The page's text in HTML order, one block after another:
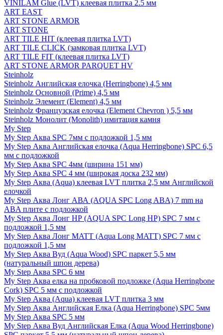
VINILAM Glue (LVT) клеевая плитка 2.5 мм
ART EAST
ART STONE ARMOR
ART STONE
ART TILE HIT (клеевая плитка LVT)
ART TILE CLICK (замковая плитка LVT)
ART TILE FIT (клеевая плитка LVT)
ART STONE ARMOR PARQUET HV
Steinholz
Steinholz Английская елочка (Herringbone) 4,5 мм
Steinholz Основной (Prime) 4,5 мм
Steinholz Элемент (Element) 4,5 мм
Steinholz Французская елочка (Element Chevron ) 5,5 мм
Steinholz Монолит (Monolith) имитация камня
My Step
My Step Аква SPC 7мм c подложкой 1,5 мм
My Step Аква Английская елочка (Aqua Herringbone) SPC 6,5
мм с подложкой
My Step Аква SPC 4мм (ширина 151 мм)
My Step Аква SPC 4 мм (широкая доска 232 мм)
My Step Аква (Aqua) клеевая LVT плитка 2,5 мм Английской
елочкой
My Step Аква Лонг АВА (AQUA SPC Long ABA) 7 mm на
ABA плите с подложкой
My Step Аква Лонг НР (AQUA SPC Long HP) SPC 7 мм с
подложкой 1,5 мм
My Step Аква Лонг MATT (Aqua Long MATT) SPC 7 мм с
подложкой 1,5 мм
My Step Аква Вуд (Aqua Wood) SPC паркет 5,5 мм
(натуральный шпон дерева)
My Step Аква SPC 6 мм
My Step Аква елка на пробковой подложке (Aqua Herringbone
Cork) SPC 5 мм с подложкой
My Step Аква (Aqua) клеевая LVT плитка 3 мм
My Step Аква Английская Елка (Aqua Herringbone) SPC 5мм
My Step Аква SPC 5 мм
My Step Аква Вуд Английская Елка (Aqua Wood Herringbone)